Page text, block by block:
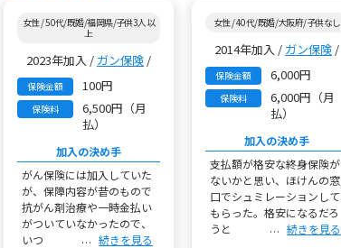
女性 / 50代/既婚/福岡県/子供3人以
上
2023年加入 / ガン保険 /
保険金額 100円
保険料
6,500円（月
払）
加入の決め手
がん保険には加入していた
が、保障内容が昔のもので
抗がん剤治療や一時金払い
がついていなかったので、
いつ
続きを見る
女性 / 40代/既婚/大阪府/子供なし
2014年加入 / ガン保険 /
保険金額 6,000円
保険料
6,000円（月
払）
加入の決め手
支払額が格安な終身保険が
ないかと思い、ほけんの窓
口でシュミレーションして
もらった。格安になるだろ
うと
続きを見る